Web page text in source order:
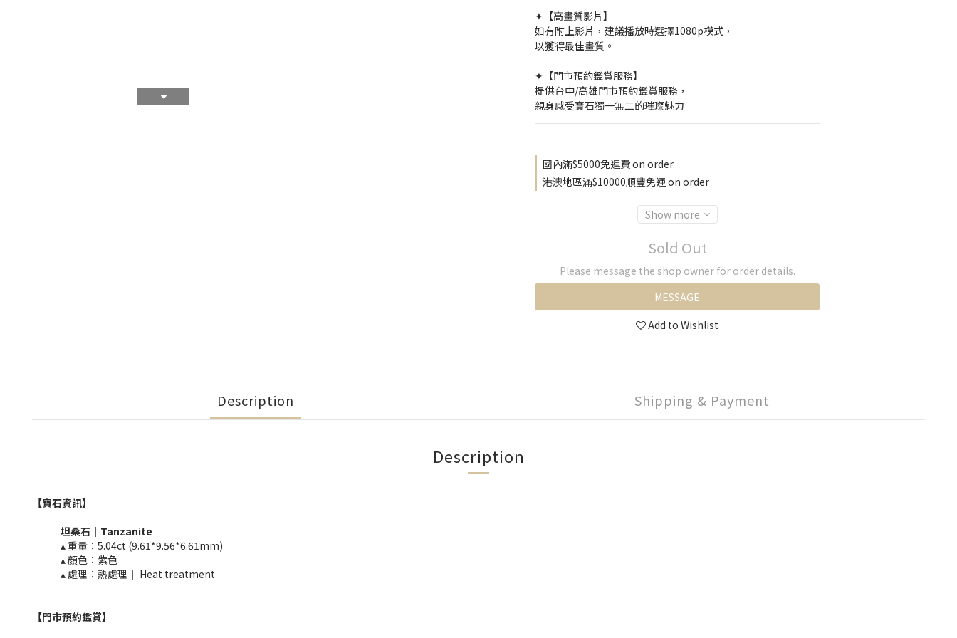
✦【高畫質影片】
如有附上影片，建議播放時選擇1080p模式，
以獲得最佳畫質。
✦【門市預約鑑賞服務】
提供台中/高雄門市預約鑑賞服務，
親身感受寶石獨一無二的璀璨魅力
國內滿$5000免運費 on order
港澳地區滿$10000順豐免運 on order
Show more
Sold Out
Please message the shop owner for order details.
MESSAGE
Add to Wishlist
Description Shipping & Payment
Description
【寶石資訊】
坦桑石｜ ​Tanzanite
▴ 重量： 5.04ct (9.61*9.56*6.61mm)
▴ 顏色：紫色
▴ 處理：熱處理｜ Heat treatment​​
【門市預約鑑賞】